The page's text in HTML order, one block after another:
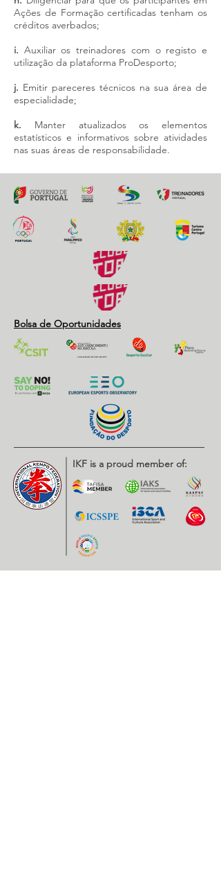
Ações de Formação certificadas tenham os
créditos averbados;
i. Auxiliar os treinadores com o registo e
utilização da plataforma ProDesporto;
j. Emitir pareceres técnicos na sua área de
especialidade;
k. Manter atualizados os elementos
estatísticos e informativos sobre atividades
nas suas áreas de responsabilidade.
Bolsa de Oportunidades
IKF is a proud member of: